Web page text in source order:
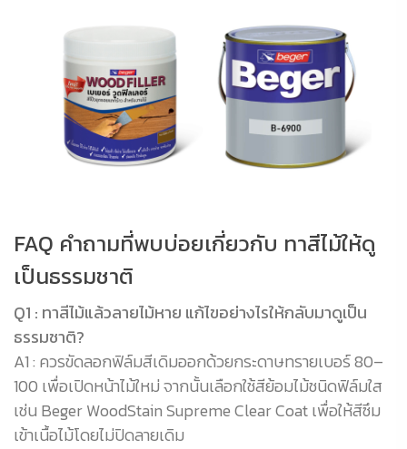
FAQ คำถามที่พบบ่อยเกี่ยวกับ ทาสีไม้ให้ดู
เป็นธรรมชาติ
Q1 : ทาสีไม้แล้วลายไม้หาย แก้ไขอย่างไรให้กลับมาดูเป็น
ธรรมชาติ?
A1 : ควรขัดลอกฟิล์มสีเดิมออกด้วยกระดาษทรายเบอร์ 80–
100 เพื่อเปิดหน้าไม้ใหม่ จากนั้นเลือกใช้สีย้อมไม้ชนิดฟิล์มใส
เช่น Beger WoodStain Supreme Clear Coat เพื่อให้สีซึม
เข้าเนื้อไม้โดยไม่ปิดลายเดิม